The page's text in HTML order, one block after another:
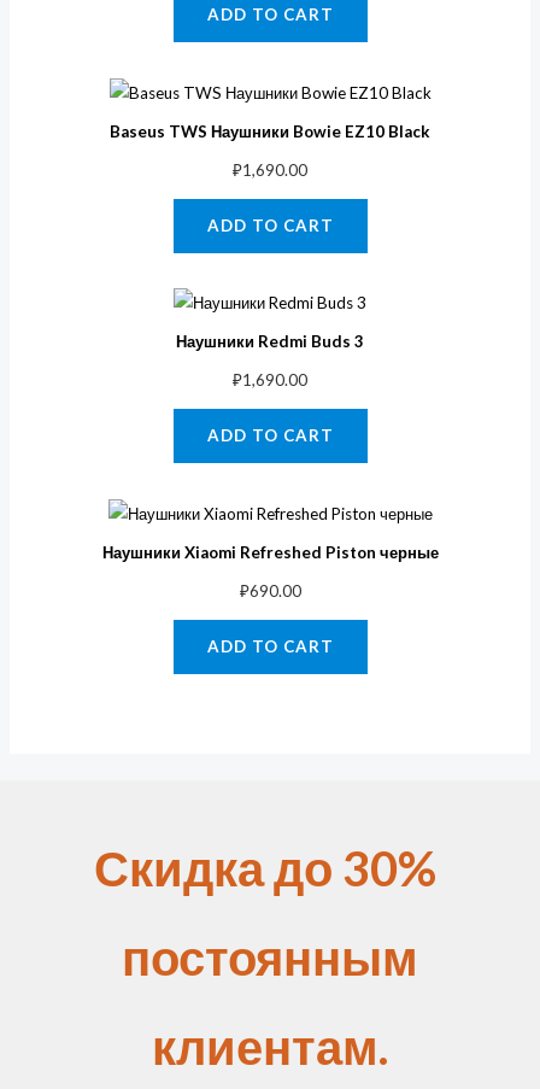
ADD TO CART
Baseus TWS Наушники Bowie EZ10 Black
₽1,690.00
ADD TO CART
Наушники Redmi Buds 3
₽1,690.00
ADD TO CART
Наушники Xiaomi Refreshed Piston черные
₽690.00
ADD TO CART
Скидка до 30%
постоянным
клиентам.